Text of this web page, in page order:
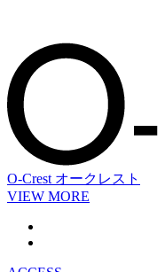
O-Crest オークレスト
VIEW MORE